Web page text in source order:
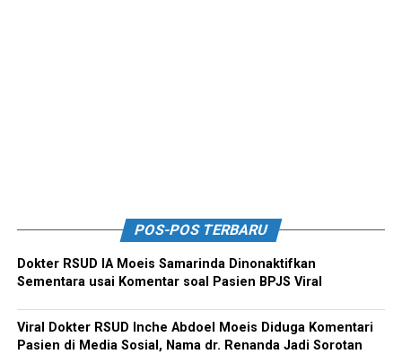
POS-POS TERBARU
Dokter RSUD IA Moeis Samarinda Dinonaktifkan
Sementara usai Komentar soal Pasien BPJS Viral
Viral Dokter RSUD Inche Abdoel Moeis Diduga Komentari
Pasien di Media Sosial, Nama dr. Renanda Jadi Sorotan